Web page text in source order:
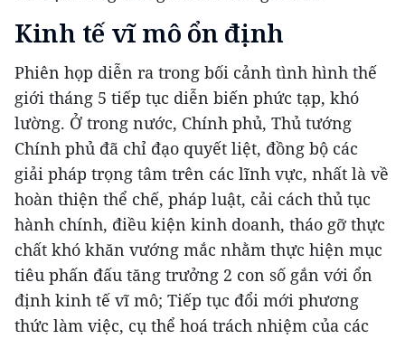
Kinh tế vĩ mô ổn định
Phiên họp diễn ra trong bối cảnh tình hình thế
giới tháng 5 tiếp tục diễn biến phức tạp, khó
lường. Ở trong nước, Chính phủ, Thủ tướng
Chính phủ đã chỉ đạo quyết liệt, đồng bộ các
giải pháp trọng tâm trên các lĩnh vực, nhất là về
hoàn thiện thể chế, pháp luật, cải cách thủ tục
hành chính, điều kiện kinh doanh, tháo gỡ thực
chất khó khăn vướng mắc nhằm thực hiện mục
tiêu phấn đấu tăng trưởng 2 con số gắn với ổn
định kinh tế vĩ mô; Tiếp tục đổi mới phương
thức làm việc, cụ thể hoá trách nhiệm của các